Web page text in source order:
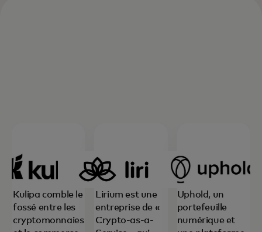
Kulipa comble le
fossé entre les
cryptomonnaies
Lirium est une
entreprise de «
Crypto-as-a-
Uphold, un
portefeuille
numérique et